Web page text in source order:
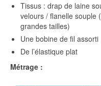
Tissus : drap de laine
velours / flanelle souple
grandes tailles)
Une bobine de fil assorti
De l’élastique plat
Métrage :